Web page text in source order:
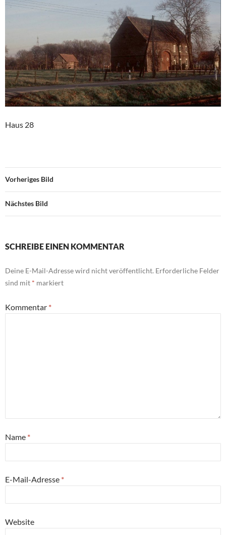
Haus 28
Vorheriges Bild
Nächstes Bild
SCHREIBE EINEN KOMMENTAR
Deine E-Mail-Adresse wird nicht veröffentlicht. Erforderliche Felder
sind mit * markiert
Kommentar *
Name *
E-Mail-Adresse *
Website